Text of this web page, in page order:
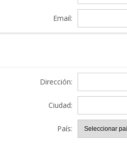
Email:
Dirección:
Ciudad:
País: